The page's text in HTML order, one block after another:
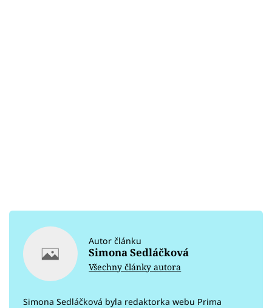
Autor článku
Simona Sedláčková
Všechny články autora
Simona Sedláčková byla redaktorka webu Prima